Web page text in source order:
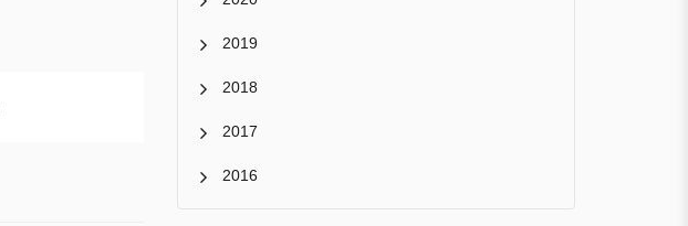
2019
2018
2017
2016